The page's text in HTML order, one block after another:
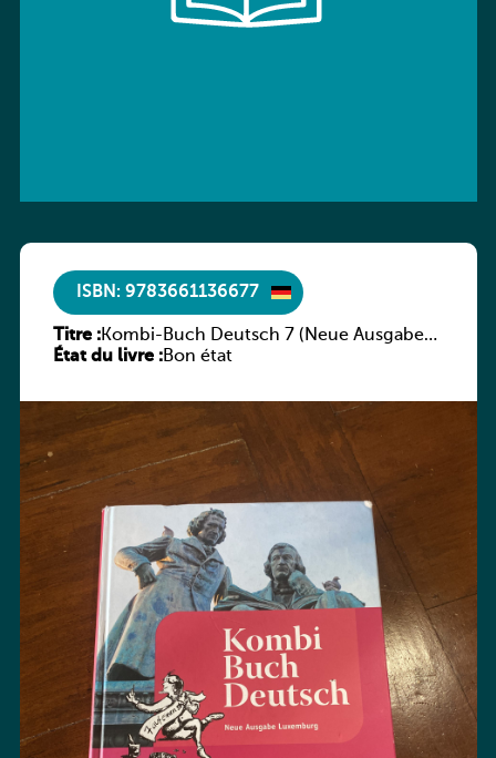
ISBN: 9783661136677
Titre :Kombi-Buch Deutsch 7 (Neue Ausgabe
Luxemburg)
État du livre :Bon état